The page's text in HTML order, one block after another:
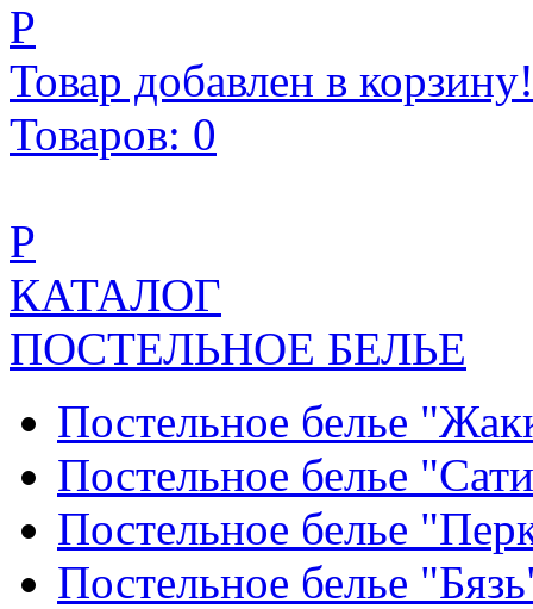
Р
Товар добавлен в корзину!
Товаров: 0
Р
КАТАЛОГ
ПОСТЕЛЬНОЕ БЕЛЬЕ
Постельное белье
Постельное белье
Постельное белье
Постельное белье